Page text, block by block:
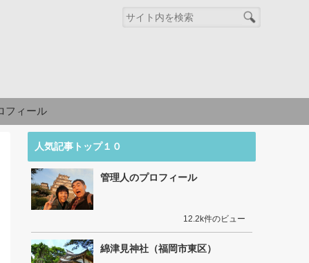
フィール
人気記事トップ１０
管理人のプロフィール
12.2k件のビュー
綿津見神社（福岡市東区）